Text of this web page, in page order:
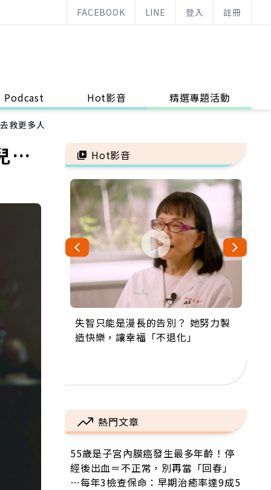
FACEBOOK LINE 登入 註冊
Podcast Hot影音 精選專題活動
救更多人
…
Hot影音
失智只能是漫長的告別？ 她努力製
造快樂，讓幸福「不退化」
來自剛果的巧克力神父 為台灣奉獻
36年 「台灣是我的家，我連作夢都
63歲卸矽谷副總、搬回台灣找快
樂！「蛋黃哥小丑」走進安養院，
104歲打破金氏世界紀錄 成為全球
最年長羽球選手，分享長壽的秘密
事業巔峰他選擇追夢…黑手阿伯拉
小提琴還登上小巨蛋！連CNN都大
熱門文章
55歲是子宮內膜癌發生最多年齡！停
經後出血＝不正常，別再當「回春」
…每年3檢查保命：早期治癒率達9成5